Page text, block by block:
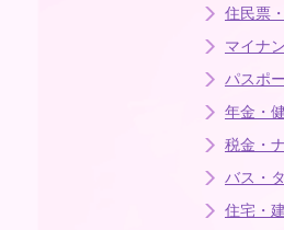
住民票
マイナ
パスポ
年金・
税金・
バス・
住宅・